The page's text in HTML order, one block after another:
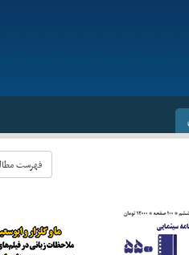
فهرست